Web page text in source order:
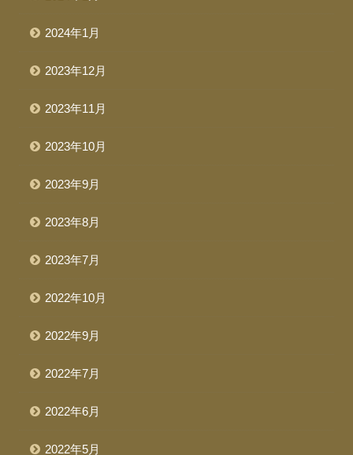
2024年1月
2023年12月
2023年11月
2023年10月
2023年9月
2023年8月
2023年7月
2022年10月
2022年9月
2022年7月
2022年6月
2022年5月